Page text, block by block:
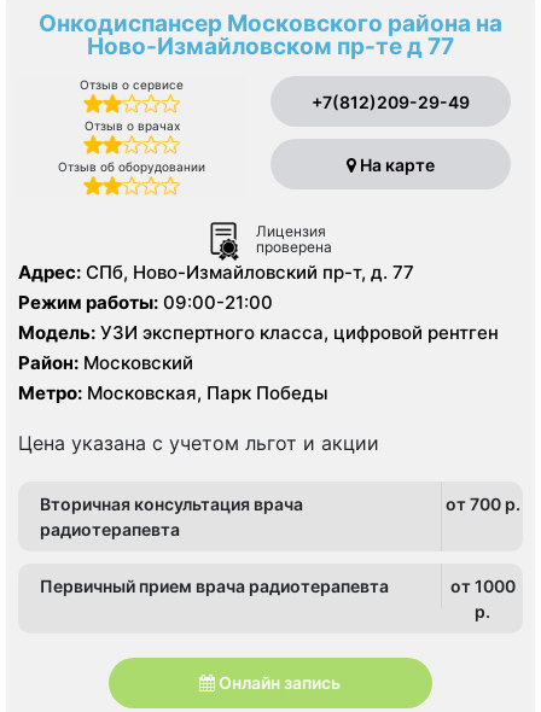
Онкодиспансер Московского района на
Ново-Измайловском пр-те д 77
Отзыв о сервисе
Отзыв о врачах
Отзыв об оборудовании
+7(812)209-29-49
На карте
Лицензия
проверена
Адрес: СПб, Ново-Измайловский пр-т, д. 77
Режим работы: 09:00-21:00
Модель: УЗИ экспертного класса, цифровой рентген
Район: Московский
Метро: Московская, Парк Победы
Цена указана с учетом льгот и акции
Вторичная консультация врача
радиотерапевта
от 700 p.
Первичный прием врача радиотерапевта
от 1000
p.
Онлайн запись